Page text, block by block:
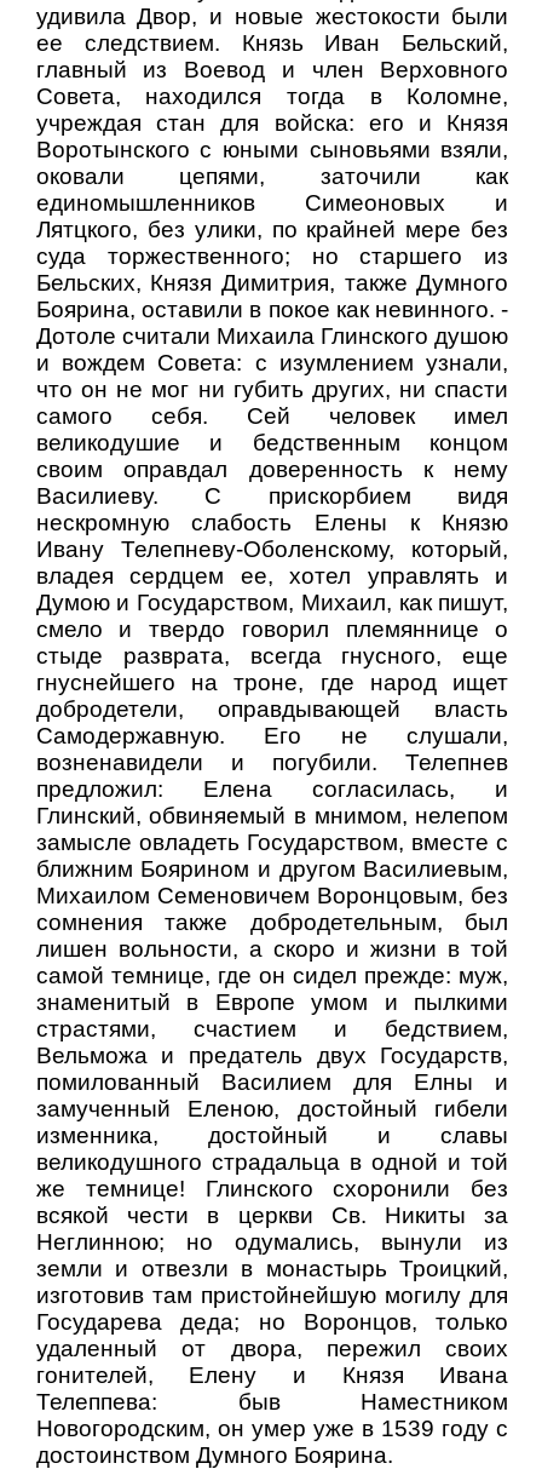
удивила Двор, и новые жестокости были
ее следствием. Князь Иван Бельский,
главный из Воевод и член Верховного
Совета, находился тогда в Коломне,
учреждая стан для войска: его и Князя
Воротынского с юными сыновьями взяли,
оковали цепями, заточили как
единомышленников Симеоновых и
Лятцкого, без улики, по крайней мере без
суда торжественного; но старшего из
Бельских, Князя Димитрия, также Думного
Боярина, оставили в покое как невинного. -
Дотоле считали Михаила Глинского душою
и вождем Совета: с изумлением узнали,
что он не мог ни губить других, ни спасти
самого себя. Сей человек имел
великодушие и бедственным концом
своим оправдал доверенность к нему
Василиеву. С прискорбием видя
нескромную слабость Елены к Князю
Ивану Телепневу-Оболенскому, который,
владея сердцем ее, хотел управлять и
Думою и Государством, Михаил, как пишут,
смело и твердо говорил племяннице о
стыде разврата, всегда гнусного, еще
гнуснейшего на троне, где народ ищет
добродетели, оправдывающей власть
Самодержавную. Его не слушали,
возненавидели и погубили. Телепнев
предложил: Елена согласилась, и
Глинский, обвиняемый в мнимом, нелепом
замысле овладеть Государством, вместе с
ближним Боярином и другом Василиевым,
Михаилом Семеновичем Воронцовым, без
сомнения также добродетельным, был
лишен вольности, а скоро и жизни в той
самой темнице, где он сидел прежде: муж,
знаменитый в Европе умом и пылкими
страстями, счастием и бедствием,
Вельможа и предатель двух Государств,
помилованный Василием для Елны и
замученный Еленою, достойный гибели
изменника, достойный и славы
великодушного страдальца в одной и той
же темнице! Глинского схоронили без
всякой чести в церкви Св. Никиты за
Неглинною; но одумались, вынули из
земли и отвезли в монастырь Троицкий,
изготовив там пристойнейшую могилу для
Государева деда; но Воронцов, только
удаленный от двора, пережил своих
гонителей, Елену и Князя Ивана
Телеппева: быв Наместником
Новогородским, он умер уже в 1539 году с
достоинством Думного Боярина.